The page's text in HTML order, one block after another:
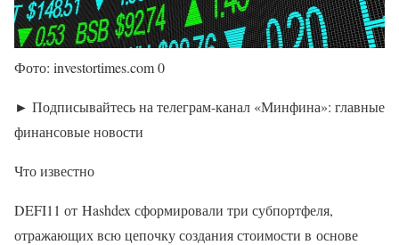
Фото: investortimes.com 0
► Подписывайтесь на телеграм-канал «Минфина»: главные
финансовые новости
Что известно
DEFI11 от Hashdex сформировали три субпортфеля,
отражающих всю цепочку создания стоимости в основе